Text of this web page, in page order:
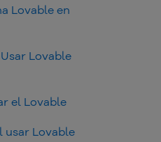
y
Lovable en
de
Lovable
y realice su
a sus
el Lovable
de
usar Lovable